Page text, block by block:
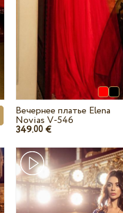
Вечернее платье Elena
Novias V-546
349.00 €